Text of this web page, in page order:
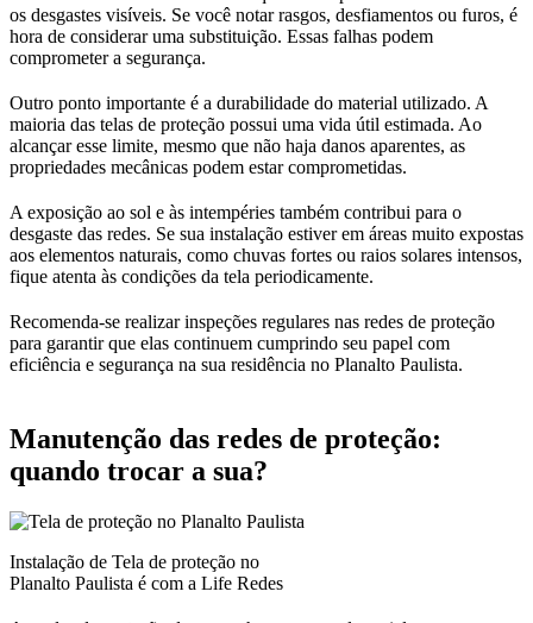
os desgastes visíveis. Se você notar rasgos, desfiamentos ou furos, é
hora de considerar uma substituição. Essas falhas podem
comprometer a segurança.
Outro ponto importante é a durabilidade do material utilizado. A
maioria das telas de proteção possui uma vida útil estimada. Ao
alcançar esse limite, mesmo que não haja danos aparentes, as
propriedades mecânicas podem estar comprometidas.
A exposição ao sol e às intempéries também contribui para o
desgaste das redes. Se sua instalação estiver em áreas muito expostas
aos elementos naturais, como chuvas fortes ou raios solares intensos,
fique atenta às condições da tela periodicamente.
Recomenda-se realizar inspeções regulares nas redes de proteção
para garantir que elas continuem cumprindo seu papel com
eficiência e segurança na sua residência no Planalto Paulista.
Manutenção das redes de proteção:
quando trocar a sua?
Instalação de Tela de proteção no
Planalto Paulista é com a Life Redes